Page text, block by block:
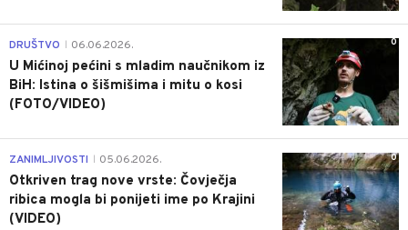
0
DRUŠTVO 06.06.2026.
U Mićinoj pećini s mladim naučnikom iz
BiH: Istina o šišmišima i mitu o kosi
(FOTO/VIDEO)
0
ZANIMLJIVOSTI 05.06.2026.
Otkriven trag nove vrste: Čovječja
ribica mogla bi ponijeti ime po Krajini
(VIDEO)